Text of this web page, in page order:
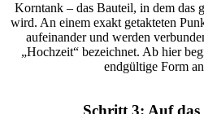
Korn­tank – das Bauteil, in dem das
wird. An einem exakt getak­teten
aufein­ander und werden
„Hoch­zeit“ bezeichnet. Ab hier
endgül­tige Form
Schritt 3: Auf